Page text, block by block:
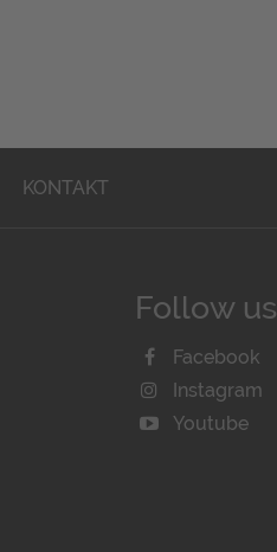
KONTAKT
Follow us
Facebook
Instagram
Youtube